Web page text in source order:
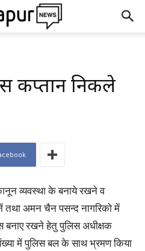
कप्तान निकले
व्यवस्था के बनाये रखने व
अमन चैन पसन्द नागरिको में
बनाए रखने हेतु पुलिस अधीक्षक
संख्या में पुलिस बल के साथ भ्रमण किया